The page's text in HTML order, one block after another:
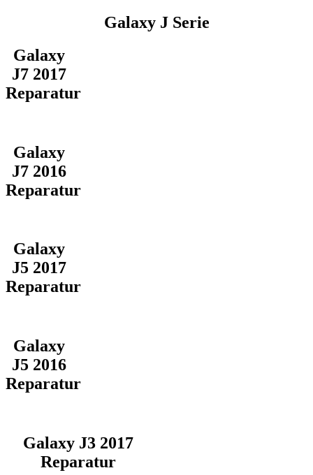
Galaxy J Serie
Galaxy
J7 2017
Reparatur
Galaxy
J7 2016
Reparatur
Galaxy
J5 2017
Reparatur
Galaxy
J5 2016
Reparatur
Galaxy J3 2017
Reparatur